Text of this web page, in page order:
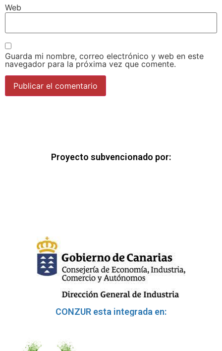
Web
Guarda mi nombre, correo electrónico y web en este
navegador para la próxima vez que comente.
Proyecto subvencionado por:
CONZUR esta integrada en: